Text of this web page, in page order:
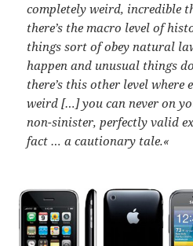
completely weird, incredible
there’s the macro level of
things sort of obey natural
happen and unusual things
there’s this other level
weird […] you can never on
non-sinister, perfectly valid
fact … a cautionary tale.«